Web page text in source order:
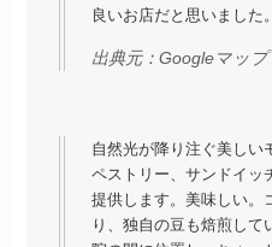
良いお店だと思いました。
出典元：Googleマップ
自然光が降り注ぐ美しい
ペストリー、サンドイッ
提供します。美味しい。
り、独自の豆も焙煎して